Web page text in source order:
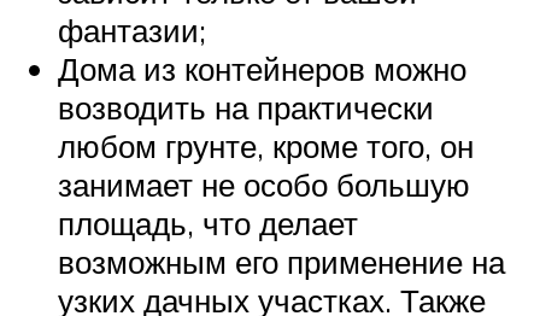
фантазии;
Дома из контейнеров можно
возводить на практически
любом грунте, кроме того, он
занимает не особо большую
площадь, что делает
возможным его применение на
узких дачных участках. Также